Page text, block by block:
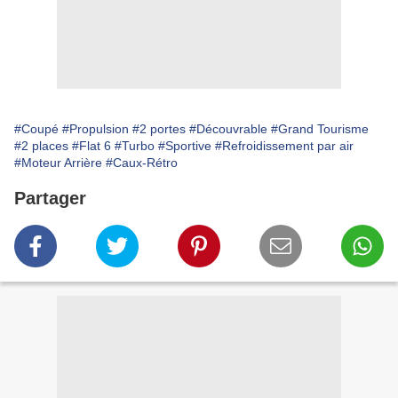
#Coupé #Propulsion #2 portes #Découvrable #Grand Tourisme
#2 places #Flat 6 #Turbo #Sportive #Refroidissement par air
#Moteur Arrière #Caux-Rétro
Partager